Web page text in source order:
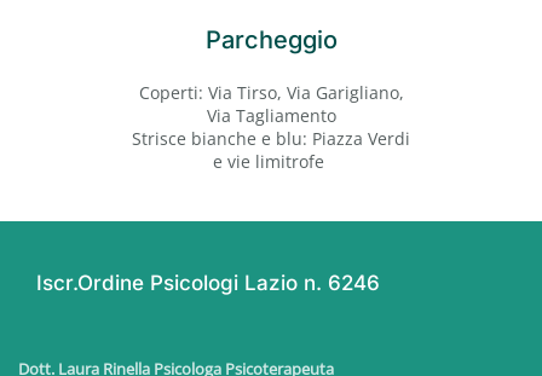
Parcheggio
Coperti: Via Tirso, Via Garigliano,
Via Tagliamento
Strisce bianche e blu: Piazza Verdi
e vie limitrofe
Iscr.Ordine Psicologi Lazio n. 6246
Dott. Laura Rinella Psicologa Psicoterapeuta